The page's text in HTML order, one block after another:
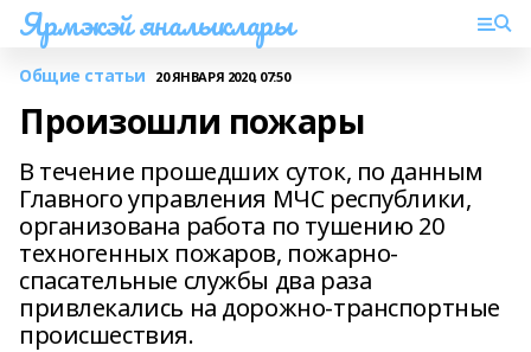
Ярмэкэй яналыклары
Общие статьи 20 ЯНВАРЯ 2020, 07:50
Произошли пожары
В течение прошедших суток, по данным
Главного управления МЧС республики,
организована работа по тушению 20
техногенных пожаров, пожарно-
спасательные службы два раза
привлекались на дорожно-транспортные
происшествия.